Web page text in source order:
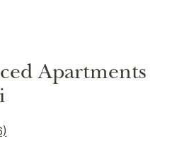
Apartments